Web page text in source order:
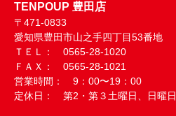
TENPOUP 豊田店
〒471-0833
愛知県豊田市山之手四丁目53番地
ＴＥＬ： 0565-28-1020
ＦＡＸ： 0565-28-1021
営業時間： 9：00〜19：00
定休日： 第2・第３土曜日、日曜日